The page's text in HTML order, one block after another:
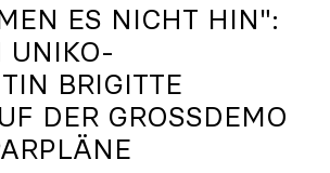
ES NICHT HIN":
UNIKO-
BRIGITTE
DER GROSSDEMO G